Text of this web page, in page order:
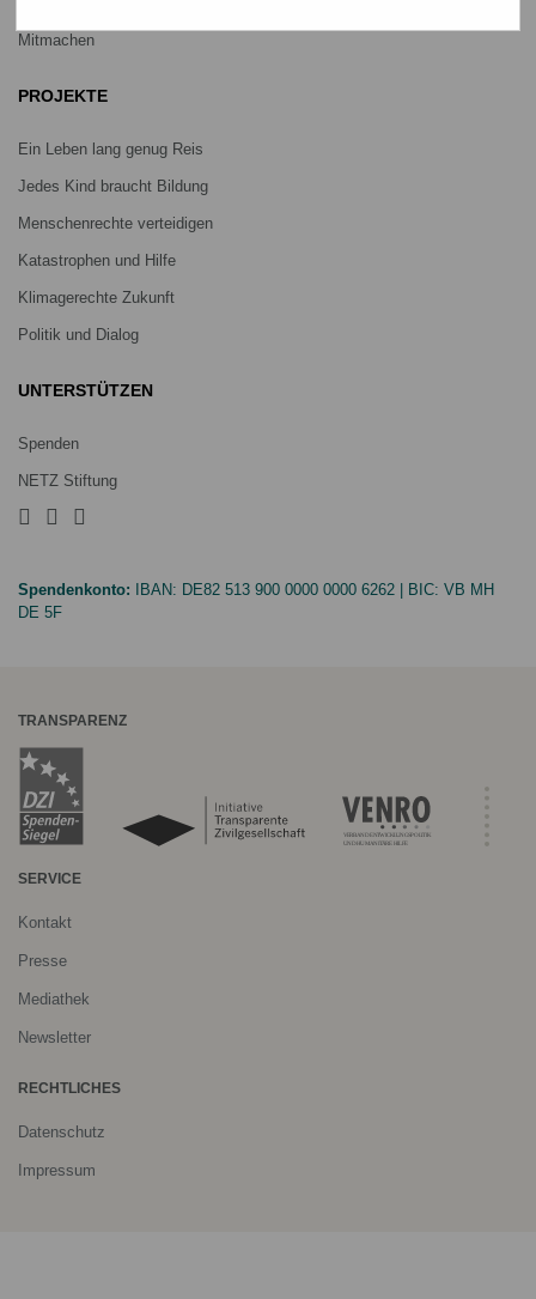
Mitmachen
PROJEKTE
Ein Leben lang genug Reis
Jedes Kind braucht Bildung
Menschenrechte verteidigen
Katastrophen und Hilfe
Klimagerechte Zukunft
Politik und Dialog
UNTERSTÜTZEN
Spenden
NETZ Stiftung
Spendenkonto: IBAN: DE82 513 900 0000 0000 6262 | BIC: VB MH
DE 5F
TRANSPARENZ
SERVICE
Kontakt
Presse
Mediathek
Newsletter
RECHTLICHES
Datenschutz
Impressum